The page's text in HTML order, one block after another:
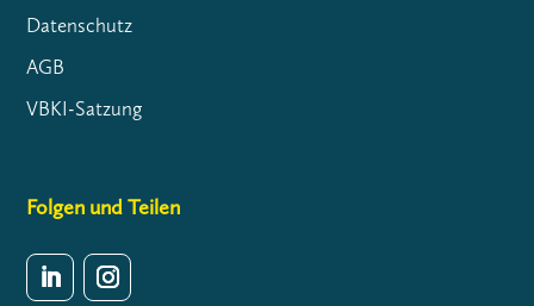
Datenschutz
AGB
VBKI-Satzung
Folgen und Teilen